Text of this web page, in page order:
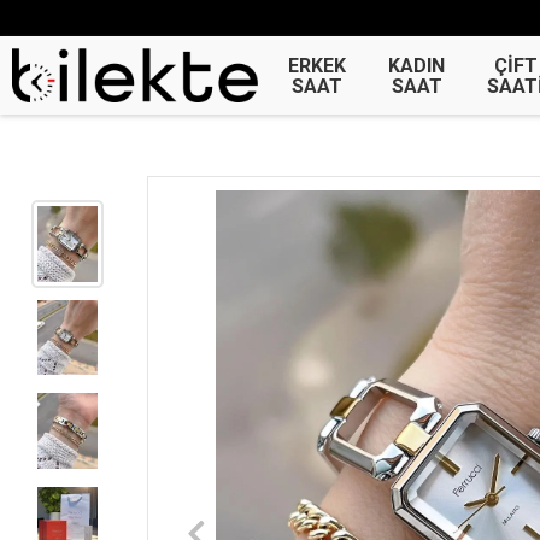
ERKEK
SAAT
KADIN
SAAT
ÇİFT